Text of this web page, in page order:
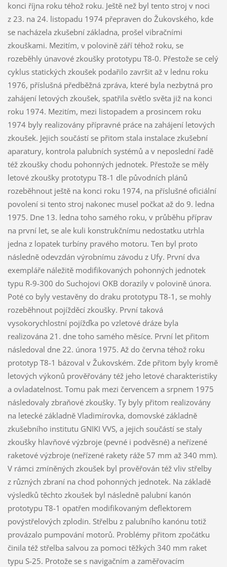
konci října roku téhož roku. Ještě než byl tento stroj v noci
z 23. na 24. listopadu 1974 přepraven do Žukovského, kde
se nacházela zkušební základna, prošel vibračními
zkouškami. Mezitím, v polovině září téhož roku, se
rozeběhly únavové zkoušky prototypu T8-0. Přestože se celý
cyklus statických zkoušek podařilo završit až v lednu roku
1976, příslušná předběžná zpráva, které byla nezbytná pro
zahájení letových zkoušek, spatřila světlo světa již na konci
roku 1974. Mezitím, mezi listopadem a prosincem roku
1974 byly realizovány přípravné práce na zahájení letových
zkoušek. Jejich součástí se přitom stala instalace zkušební
aparatury, kontrola palubních systémů a v neposlední řadě
též zkoušky chodu pohonných jednotek. Přestože se měly
letové zkoušky prototypu T8-1 dle původních plánů
rozeběhnout ještě na konci roku 1974, na příslušné oficiální
povolení si tento stroj nakonec musel počkat až do 9. ledna
1975. Dne 13. ledna toho samého roku, v průběhu příprav
na první let, se ale kuli konstrukčnímu nedostatku utrhla
jedna z lopatek turbíny pravého motoru. Ten byl proto
následně odevzdán výrobnímu závodu z Ufy. První dva
exempláře náležitě modifikovaných pohonných jednotek
typu R-9-300 do Suchojovi OKB dorazily v polovině února.
Poté co byly vestavěny do draku prototypu T8-1, se mohly
rozeběhnout pojížděcí zkoušky. První taková
vysokorychlostní pojížďka po vzletové dráze byla
realizována 21. dne toho samého měsíce. První let přitom
následoval dne 22. února 1975. Až do června téhož roku
prototyp T8-1 bázoval v Žukovském. Zde přitom byly kromě
letových výkonů prověřovány též jeho letové charakteristiky
a ovladatelnost. Tomu pak mezi červencem a srpnem 1975
následovaly zbraňové zkoušky. Ty byly přitom realizovány
na letecké základně Vladimírovka, domovské základně
zkušebního institutu GNIKI VVS, a jejich součástí se staly
zkoušky hlavňové výzbroje (pevné i podvěsné) a neřízené
raketové výzbroje (neřízené rakety ráže 57 mm až 340 mm).
V rámci zmíněných zkoušek byl prověřován též vliv střelby
z různých zbraní na chod pohonných jednotek. Na základě
výsledků těchto zkoušek byl následně palubní kanón
prototypu T8-1 opatřen modifikovaným deflektorem
povýstřelových zplodin. Střelbu z palubního kanónu totiž
provázalo pumpování motorů. Problémy přitom zpočátku
činila též střelba salvou za pomoci těžkých 340 mm raket
typu S-25. Protože se s navigačním a zaměřovacím